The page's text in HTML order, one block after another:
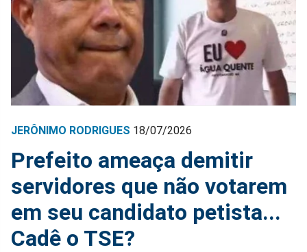
JERÔNIMO RODRIGUES 18/07/2026
Prefeito ameaça demitir
servidores que não votarem
em seu candidato petista...
Cadê o TSE?